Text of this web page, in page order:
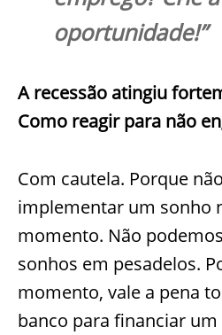
oportunidade!”
A recessão atingiu
Como reagir para não
Com cautela. Porque
implementar um sonho
momento. Não
sonhos em pesadelos.
momento, vale a pena
banco para financiar um